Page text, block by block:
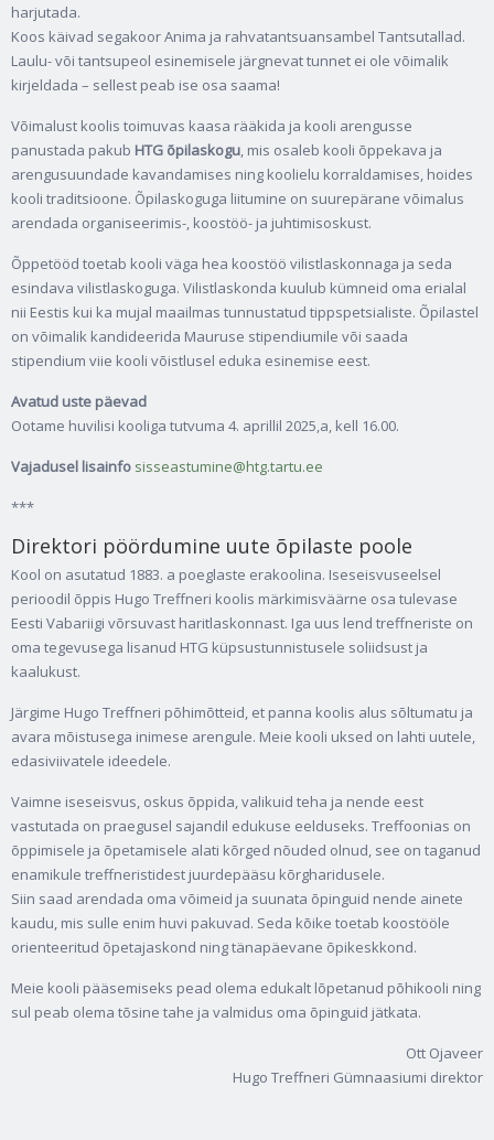
harjutada.
Koos käivad segakoor Anima ja rahvatantsuansambel Tantsutallad.
Laulu- või tantsupeol esinemisele järgnevat tunnet ei ole võimalik
kirjeldada – sellest peab ise osa saama!
Võimalust koolis toimuvas kaasa rääkida ja kooli arengusse
panustada pakub HTG õpilaskogu, mis osaleb kooli õppekava ja
arengusuundade kavandamises ning koolielu korraldamises, hoides
kooli traditsioone. Õpilaskoguga liitumine on suurepärane võimalus
arendada organiseerimis-, koostöö- ja juhtimisoskust.
Õppetööd toetab kooli väga hea koostöö vilistlaskonnaga ja seda
esindava vilistlaskoguga. Vilistlaskonda kuulub kümneid oma erialal
nii Eestis kui ka mujal maailmas tunnustatud tippspetsialiste. Õpilastel
on võimalik kandideerida Mauruse stipendiumile või saada
stipendium viie kooli võistlusel eduka esinemise eest.
Avatud uste päevad
Ootame huvilisi kooliga tutvuma 4. aprillil 2025,a, kell 16.00.
Vajadusel lisainfo sisseastumine@htg.tartu.ee
***
Direktori pöördumine uute õpilaste poole
Kool on asutatud 1883. a poeglaste erakoolina. Iseseisvuseelsel
perioodil õppis Hugo Treffneri koolis märkimisväärne osa tulevase
Eesti Vabariigi võrsuvast haritlaskonnast. Iga uus lend treffneriste on
oma tegevusega lisanud HTG küpsustunnistusele soliidsust ja
kaalukust.
Järgime Hugo Treffneri põhimõtteid, et panna koolis alus sõltumatu ja
avara mõistusega inimese arengule. Meie kooli uksed on lahti uutele,
edasiviivatele ideedele.
Vaimne iseseisvus, oskus õppida, valikuid teha ja nende eest
vastutada on praegusel sajandil edukuse eelduseks. Treffoonias on
õppimisele ja õpetamisele alati kõrged nõuded olnud, see on taganud
enamikule treffneristidest juurdepääsu kõrgharidusele.
Siin saad arendada oma võimeid ja suunata õpinguid nende ainete
kaudu, mis sulle enim huvi pakuvad. Seda kõike toetab koostööle
orienteeritud õpetajaskond ning tänapäevane õpikeskkond.
Meie kooli pääsemiseks pead olema edukalt lõpetanud põhikooli ning
sul peab olema tõsine tahe ja valmidus oma õpinguid jätkata.
Ott Ojaveer
Hugo Treffneri Gümnaasiumi direktor